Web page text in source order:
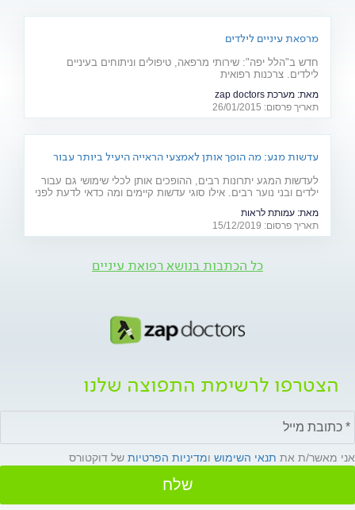
מרפאת עיניים לילדים
חדש ב"הלל יפה": שירותי מרפאה, טיפולים וניתוחים בעיניים
לילדים. צרכנות רפואית
מאת: מערכת zap doctors
תאריך פרסום: 26/01/2015
עדשות מגע: מה הופך אותן לאמצעי הראייה היעיל ביותר עבור
לעדשות המגע יתרונות רבים, ההופכים אותן לכלי שימושי גם עבור
ילדים ובני נוער רבים. אילו סוגי עדשות קיימים ומה כדאי לדעת לפני
מאת: עמותת לראות
תאריך פרסום: 15/12/2019
כל הכתבות בנושא רפואת עיניים
הצטרפו לרשימת התפוצה שלנו
אני מאשר/ת את תנאי השימוש ומדיניות הפרטיות של דוקטורס
שלח